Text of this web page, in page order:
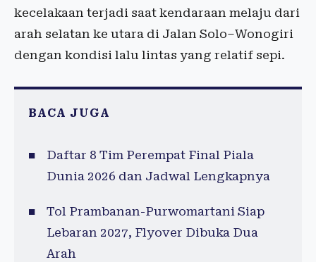
kecelakaan terjadi saat kendaraan melaju dari
arah selatan ke utara di Jalan Solo–Wonogiri
dengan kondisi lalu lintas yang relatif sepi.
BACA JUGA
Daftar 8 Tim Perempat Final Piala
Dunia 2026 dan Jadwal Lengkapnya
Tol Prambanan-Purwomartani Siap
Lebaran 2027, Flyover Dibuka Dua
Arah